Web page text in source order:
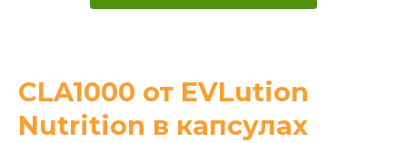
CLA1000 от EVLution
Nutrition в капсулах